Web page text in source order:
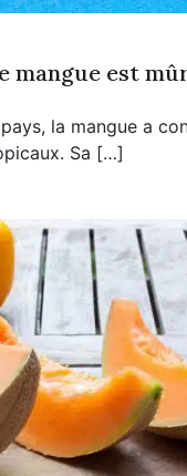
mangue est
la mangue a
Sa […]